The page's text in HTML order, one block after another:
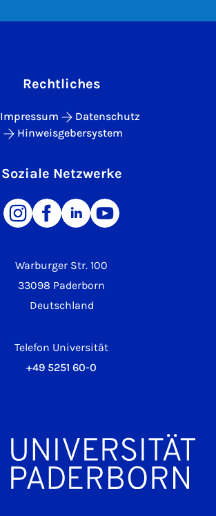
Warburger Str. 100
33098 Paderborn
Deutschland
Telefon Universität
+49 5251 60-0
Rechtliches
Impressum
Datenschutz
Hinweisgebersystem
Soziale Netzwerke